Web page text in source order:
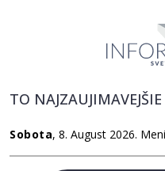
Sobota, 8. August 2026.
TO